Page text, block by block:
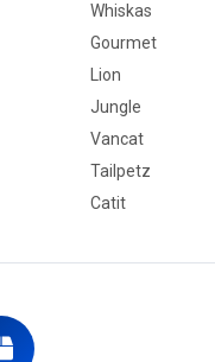
Whiskas
Gourmet
Lion
Jungle
Vancat
Tailpetz
Catit